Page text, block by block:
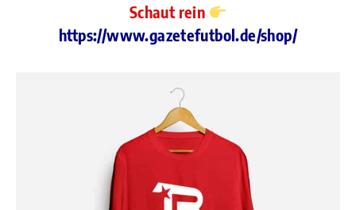
Schaut rein
https://www.gazetefutbol.de/shop/